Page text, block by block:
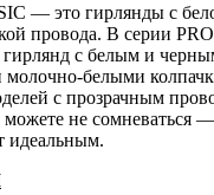
— это гирлянды с
провода. В серии
с белым и
белыми
с прозрачным
можете не сомневаться
идеальным.